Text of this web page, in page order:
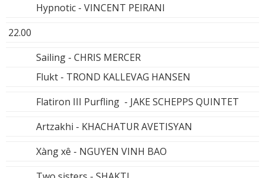
Hypnotic - VINCENT PEIRANI
22.00
Sailing - CHRIS MERCER
Flukt - TROND KALLEVAG HANSEN
Flatiron III Purfling - JAKE SCHEPPS QUINTET
Artzakhi - KHACHATUR AVETISYAN
Xàng xê - NGUYEN VINH BAO